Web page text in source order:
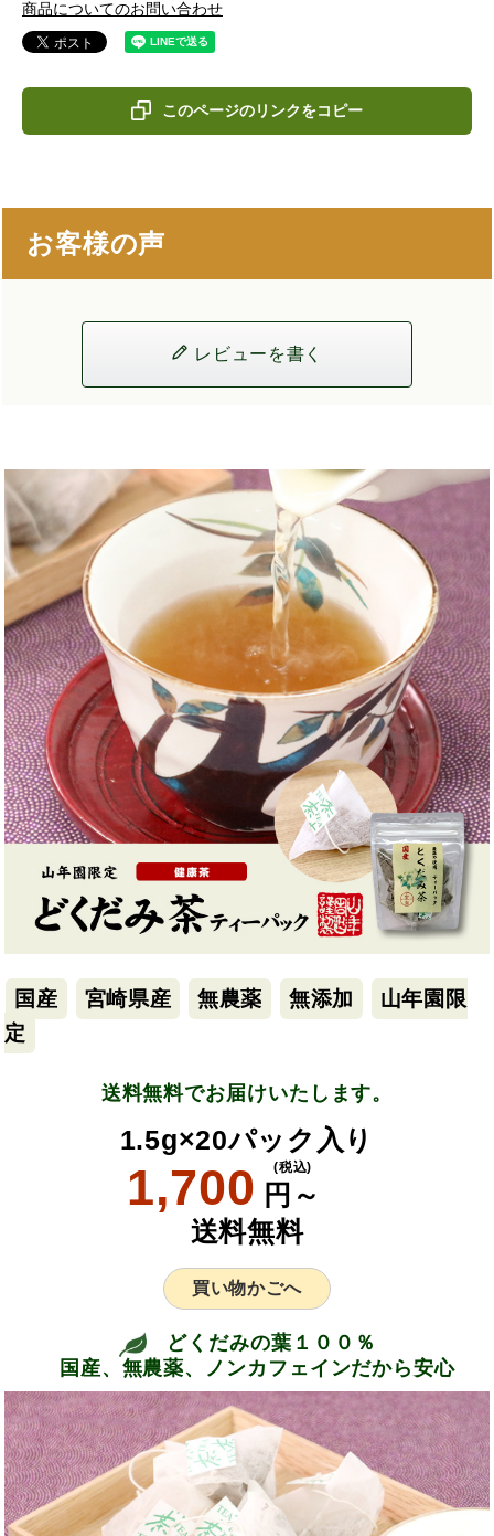
商品についてのお問い合わせ
このページのリンクをコピー
お客様の声
レビューを書く
国産 宮崎県産 無農薬 無添加
山年園限
定
送料無料でお届けいたします。
1.5g×20パック入り
1,700 円～
(税込)
送料無料
買い物かごへ
どくだみの葉１００％
国産、無農薬、ノンカフェインだから安心